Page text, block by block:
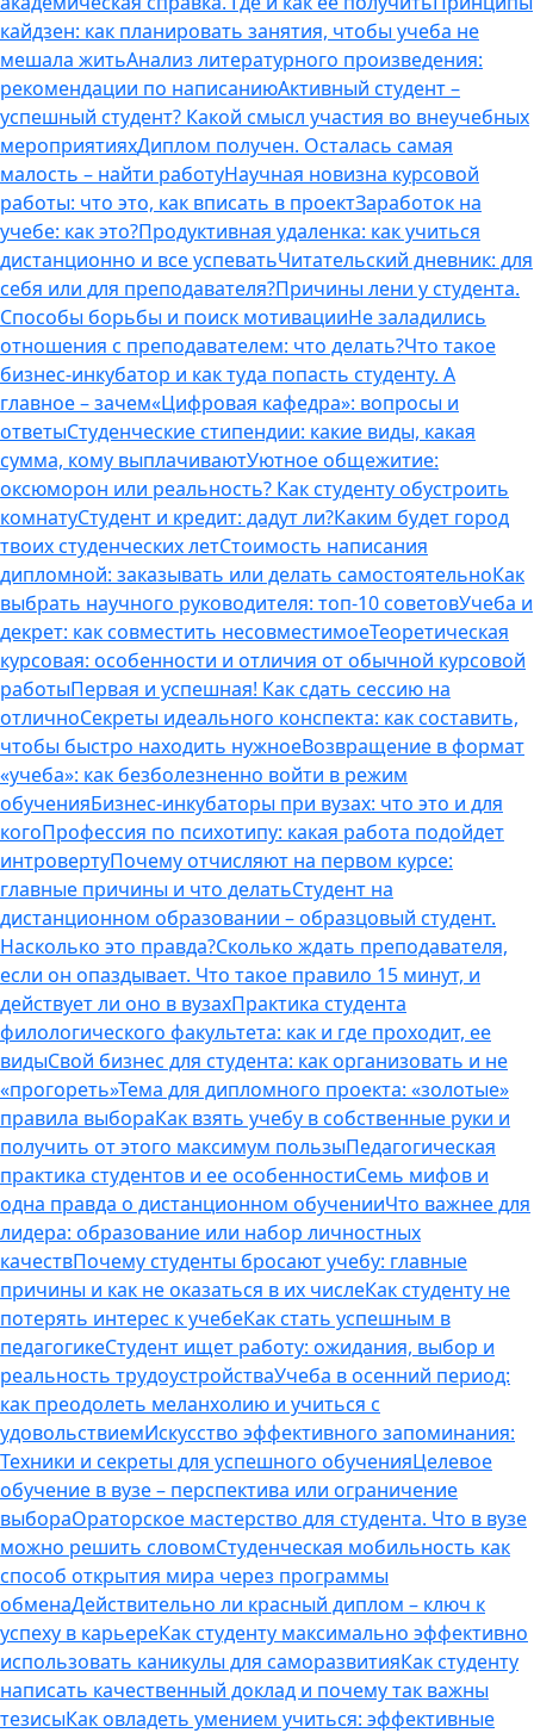
кайдзен: как планировать занятия, чтобы учеба не
мешала житьАнализ литературного произведения:
рекомендации по написаниюАктивный студент –
успешный студент? Какой смысл участия во внеучебных
мероприятияхДиплом получен. Осталась самая
малость – найти работуНаучная новизна курсовой
работы: что это, как вписать в проектЗаработок на
учебе: как это?Продуктивная удаленка: как учиться
дистанционно и все успеватьЧитательский дневник: для
себя или для преподавателя?Причины лени у студента.
Способы борьбы и поиск мотивацииНе заладились
отношения с преподавателем: что делать?Что такое
бизнес-инкубатор и как туда попасть студенту. А
главное – зачем«Цифровая кафедра»: вопросы и
ответыСтуденческие стипендии: какие виды, какая
сумма, кому выплачиваютУютное общежитие:
оксюморон или реальность? Как студенту обустроить
комнатуСтудент и кредит: дадут ли?Каким будет город
твоих студенческих летСтоимость написания
дипломной: заказывать или делать самостоятельноКак
выбрать научного руководителя: топ-10 советовУчеба и
декрет: как совместить несовместимоеТеоретическая
курсовая: особенности и отличия от обычной курсовой
работыПервая и успешная! Как сдать сессию на
отличноСекреты идеального конспекта: как составить,
чтобы быстро находить нужноеВозвращение в формат
«учеба»: как безболезненно войти в режим
обученияБизнес-инкубаторы при вузах: что это и для
когоПрофессия по психотипу: какая работа подойдет
интровертуПочему отчисляют на первом курсе:
главные причины и что делатьСтудент на
дистанционном образовании – образцовый студент.
Насколько это правда?Сколько ждать преподавателя,
если он опаздывает. Что такое правило 15 минут, и
действует ли оно в вузахПрактика студента
филологического факультета: как и где проходит, ее
видыСвой бизнес для студента: как организовать и не
«прогореть»Тема для дипломного проекта: «золотые»
правила выбораКак взять учебу в собственные руки и
получить от этого максимум пользыПедагогическая
практика студентов и ее особенностиСемь мифов и
одна правда о дистанционном обученииЧто важнее для
лидера: образование или набор личностных
качествПочему студенты бросают учебу: главные
причины и как не оказаться в их числеКак студенту не
потерять интерес к учебеКак стать успешным в
педагогикеСтудент ищет работу: ожидания, выбор и
реальность трудоустройстваУчеба в осенний период:
как преодолеть меланхолию и учиться с
удовольствиемИскусство эффективного запоминания:
Техники и секреты для успешного обученияЦелевое
обучение в вузе – перспектива или ограничение
выбораОраторское мастерство для студента. Что в вузе
можно решить словомСтуденческая мобильность как
способ открытия мира через программы
обменаДействительно ли красный диплом – ключ к
успеху в карьереКак студенту максимально эффективно
использовать каникулы для саморазвитияКак студенту
написать качественный доклад и почему так важны
тезисыКак овладеть умением учиться: эффективные